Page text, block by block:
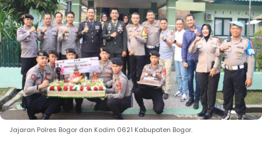
Jajaran Polres Bogor dan Kodim 0621 Kabupaten Bogor.